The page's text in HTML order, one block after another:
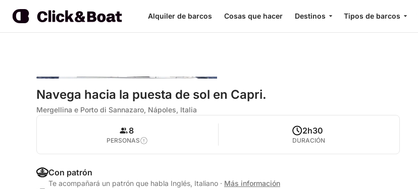
Alquiler de barcos Cosas que hacer Destinos Tipos de barcos
Navega hacia la puesta de sol en Capri.
Mergellina e Porto di Sannazaro, Nápoles, Italia
8
PERSONAS
2h30
DURACIÓN
Con patrón
Te acompañará un patrón que habla Inglés, Italiano · Más información